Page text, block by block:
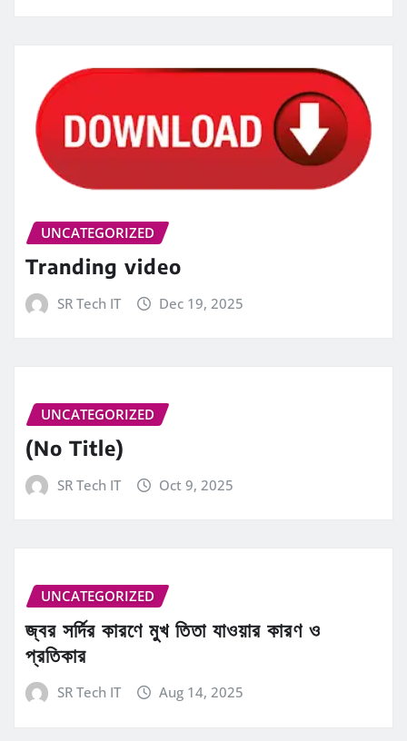
UNCATEGORIZED
Tranding video
SR Tech IT Dec 19, 2025
UNCATEGORIZED
(No Title)
SR Tech IT Oct 9, 2025
UNCATEGORIZED
জ্বর সর্দির কারণে মুখ তিতা যাওয়ার কারণ ও
প্রতিকার
SR Tech IT Aug 14, 2025